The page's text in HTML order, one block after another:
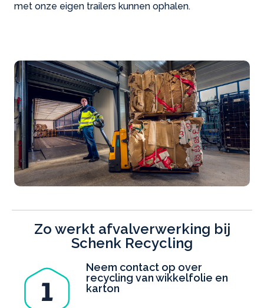
met onze eigen trailers kunnen ophalen.
Zo werkt afvalverwerking bij
Schenk Recycling
Neem contact op over
recycling van wikkelfolie en
karton